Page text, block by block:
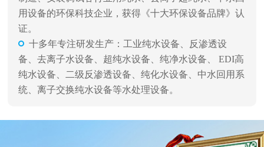
用设备的环保科技企业，获得《十大环保设备品牌》认
证。
十多年专注研发生产：工业纯水设备、反渗透设
备、去离子水设备、超纯水设备、纯净水设备、 EDI高
纯水设备、二级反渗透设备、纯化水设备、中水回用系
统、离子交换纯水设备等水处理设备。